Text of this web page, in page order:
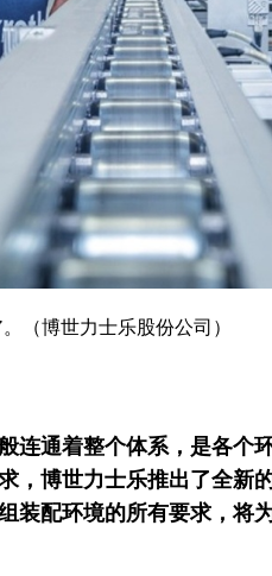
（博世力士乐股份公司）
连通着整个体系，是各个
，博世力士乐推出了全新
装配环境的所有要求，将